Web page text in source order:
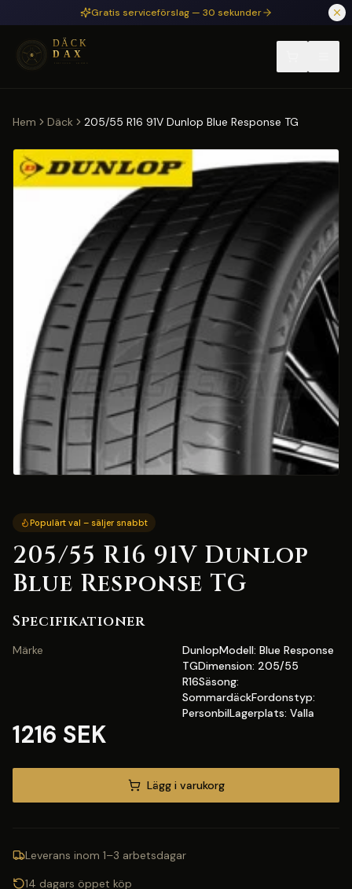
Hoppa till huvudinnehållGratis serviceförslag — 30 sekunder
Hem Däck 205/55 R16 91V Dunlop Blue Response TG
Populärt val – säljer snabbt
205/55 R16 91V Dunlop
Blue Response TG
Specifikationer
Märke
DunlopModell: Blue Response
TGDimension: 205/55
R16Säsong:
SommardäckFordonstyp:
PersonbilLagerplats: Valla
1216 SEK
Lägg i varukorg
Leverans inom 1–3 arbetsdagar
14 dagars öppet köp